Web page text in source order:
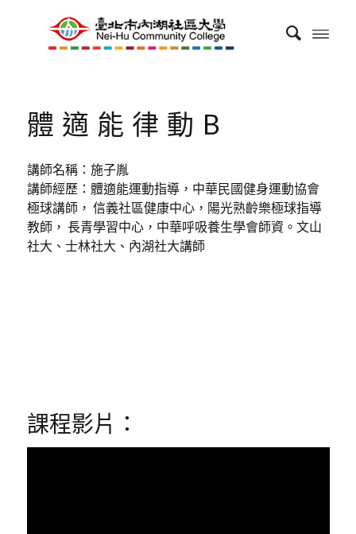
體適能律動B
講師名稱：施子胤
講師經歷：體適能運動指導，中華民國健身運動協會
極球講師， 信義社區健康中心，陽光熟齡樂極球指導
教師， 長青學習中心，中華呼吸養生學會師資。文山
社大、士林社大、內湖社大講師
課程影片：